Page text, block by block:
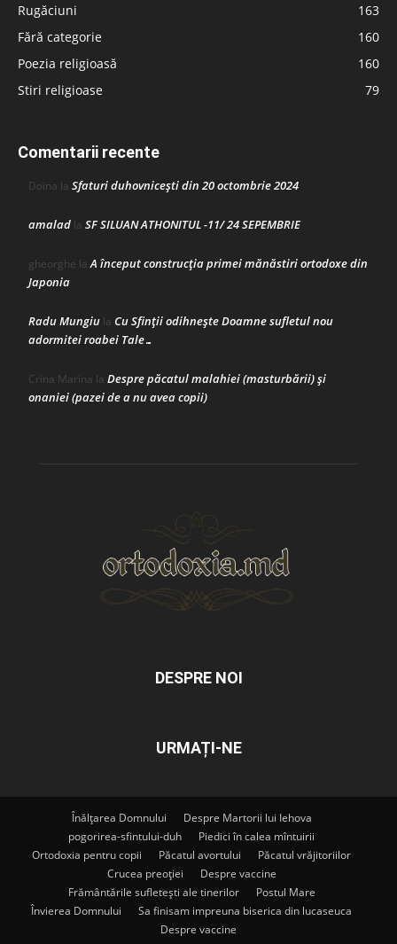
Rugăciuni
163
Fără categorie
160
Poezia religioasă
160
Stiri religioase
79
Comentarii recente
Doina la Sfaturi duhovnicești din 20 octombrie 2024
amalad la SF SILUAN ATHONITUL -11/ 24 SEPEMBRIE
gheorghe laA început construcţia primei mănăstiri ortodoxe din
Japonia
Radu Mungiu la Cu Sfinții odihnește Doamne sufletul nou
adormitei roabei Tale…
Crina Marina la Despre păcatul malahiei (masturbării) şi
onaniei (pazei de a nu avea copii)
DESPRE NOI
URMAȚI-NE
Înălțarea Domnului
Despre Martorii lui Iehova
pogorirea-sfintului-duh
Piedici în calea mîntuirii
Ortodoxia pentru copii
Păcatul avortului
Păcatul vrăjitoriilor
Crucea preoției
Despre vaccine
Frământările sufletești ale tinerilor
Postul Mare
Învierea Domnului
Sa finisam impreuna biserica din lucaseuca
Despre vaccine